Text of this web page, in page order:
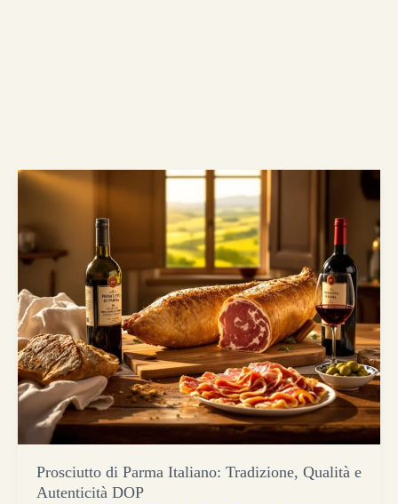
Prosciutto di Parma Italiano: Tradizione, Qualità e
Autenticità DOP